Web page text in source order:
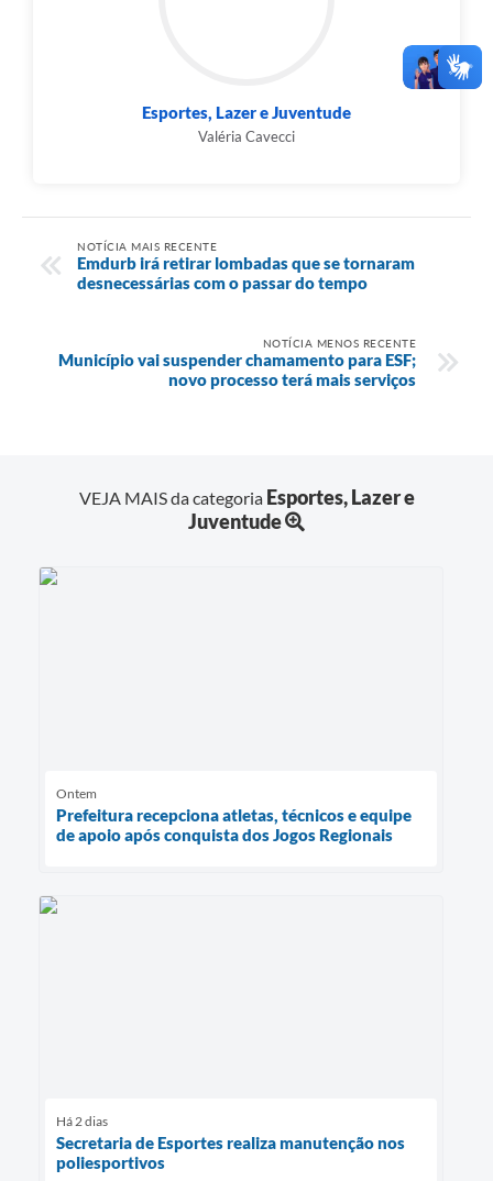
Esportes, Lazer e Juventude
Valéria Cavecci
NOTÍCIA MAIS RECENTE
Emdurb irá retirar lombadas que se tornaram
desnecessárias com o passar do tempo
NOTÍCIA MENOS RECENTE
Município vai suspender chamamento para ESF;
novo processo terá mais serviços
VEJA MAIS da categoria Esportes, Lazer e
Juventude
Ontem
Prefeitura recepciona atletas, técnicos e equipe
de apoio após conquista dos Jogos Regionais
Há 2 dias
Secretaria de Esportes realiza manutenção nos
poliesportivos